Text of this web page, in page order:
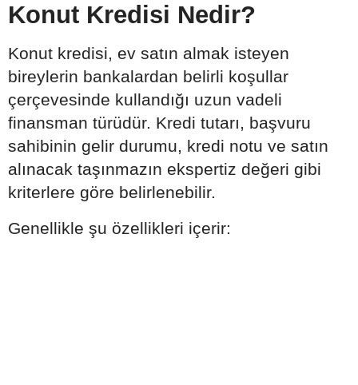
Konut Kredisi Nedir?
Konut kredisi, ev satın almak isteyen
bireylerin bankalardan belirli koşullar
çerçevesinde kullandığı uzun vadeli
finansman türüdür. Kredi tutarı, başvuru
sahibinin gelir durumu, kredi notu ve satın
alınacak taşınmazın ekspertiz değeri gibi
kriterlere göre belirlenebilir.
Genellikle şu özellikleri içerir: